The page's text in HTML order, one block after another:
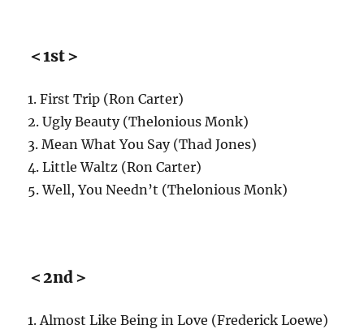
＜1st＞
1. First Trip (Ron Carter)
2. Ugly Beauty (Thelonious Monk)
3. Mean What You Say (Thad Jones)
4. Little Waltz (Ron Carter)
5. Well, You Needn’t (Thelonious Monk)
＜2nd＞
1. Almost Like Being in Love (Frederick Loewe)